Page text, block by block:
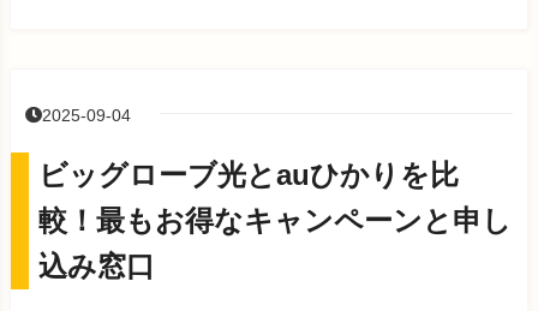
2025-09-04
ビッグローブ光とauひかりを比
較！最もお得なキャンペーンと申し
込み窓口